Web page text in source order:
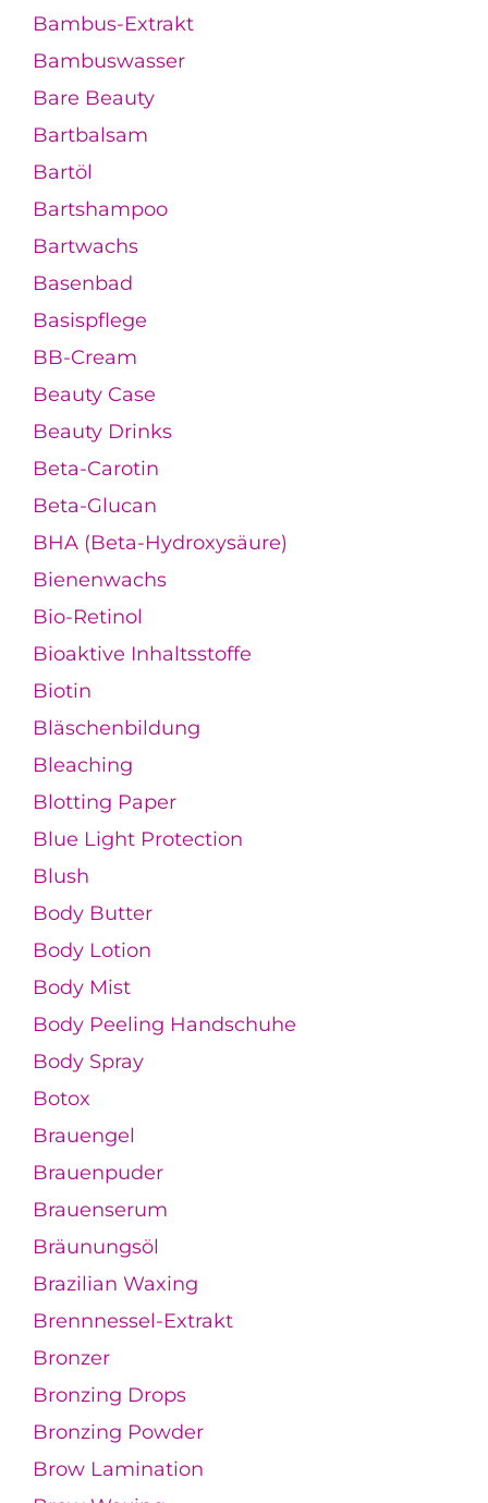
Bambus-Extrakt
Bambuswasser
Bare Beauty
Bartbalsam
Bartöl
Bartshampoo
Bartwachs
Basenbad
Basispflege
BB-Cream
Beauty Case
Beauty Drinks
Beta-Carotin
Beta-Glucan
BHA (Beta-Hydroxysäure)
Bienenwachs
Bio-Retinol
Bioaktive Inhaltsstoffe
Biotin
Bläschenbildung
Bleaching
Blotting Paper
Blue Light Protection
Blush
Body Butter
Body Lotion
Body Mist
Body Peeling Handschuhe
Body Spray
Botox
Brauengel
Brauenpuder
Brauenserum
Bräunungsöl
Brazilian Waxing
Brennnessel-Extrakt
Bronzer
Bronzing Drops
Bronzing Powder
Brow Lamination